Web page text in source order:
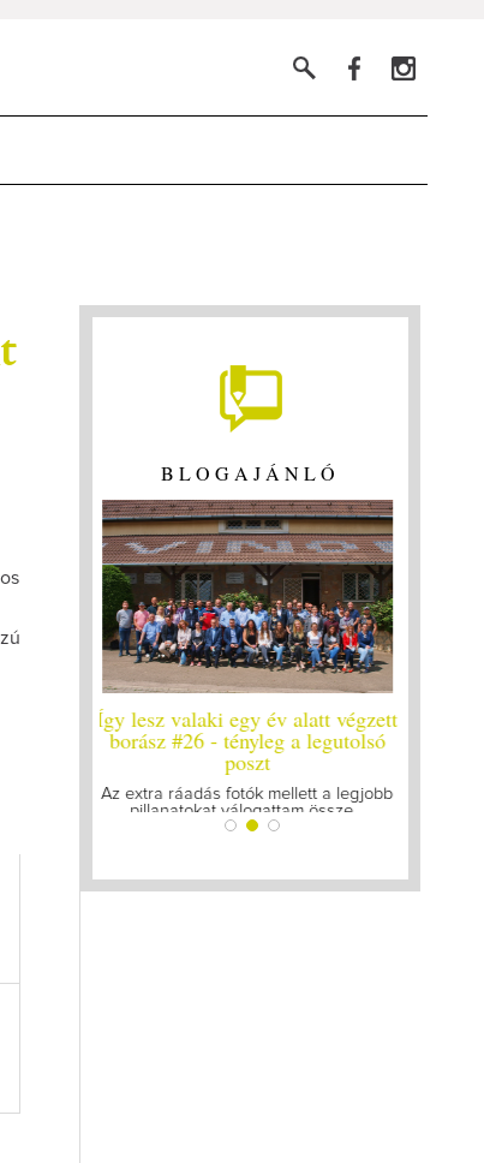
BLOGAJÁNLÓ
Így lesz valaki egy év alatt végzett
borász #25
Megírtuk a modulzáró vizsgákat, már
lázasan készülünk az utolsó...